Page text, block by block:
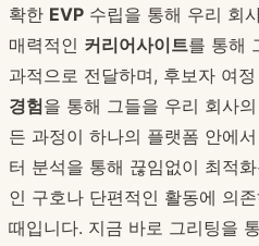
확한 EVP 수립을 통해 우리 회
매력적인 커리어사이트를 통해
과적으로 전달하며, 후보자 여
경험을 통해 그들을 우리 회사
든 과정이 하나의 플랫폼 안에
터 분석을 통해 끊임없이 최적
인 구호나 단편적인 활동에 의
때입니다. 지금 바로 그리팅을